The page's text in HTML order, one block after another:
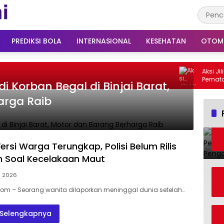
PREDIKSI BOLA INTERNASIONAL KESEHATAN
Aksi Jilid
Tuntut
Korban Begal di Binjai Barat,
Raib
Warga Terungkap, Polisi Belum Rilis
Soal Kecelakaan Maut
2026
– Seorang wanita dilaporkan meninggal dunia setelah…
Selengkapnya